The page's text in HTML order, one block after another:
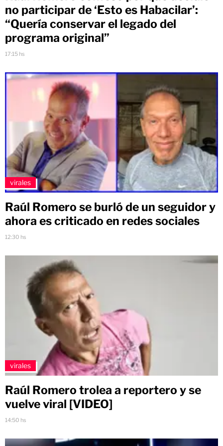
no participar de ‘Esto es Habacilar’:
“Quería conservar el legado del
programa original”
17:15 hs
virales
Raúl Romero se burló de un seguidor y
ahora es criticado en redes sociales
12:30 hs
virales
Raúl Romero trolea a reportero y se
vuelve viral [VIDEO]
14:50 hs